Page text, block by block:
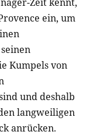
ein, um
Kumpels von
und deshalb
langweiligen
anrücken.